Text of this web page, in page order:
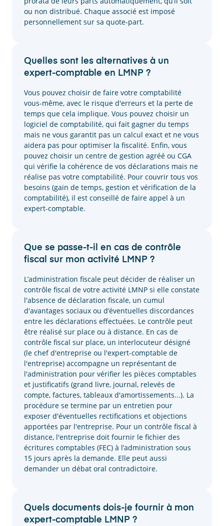
ou non distribué. Chaque associé est imposé
personnellement sur sa quote-part.
Quelles sont les alternatives à un
expert-comptable en LMNP ?
Vous pouvez choisir de faire votre comptabilité
vous-même, avec le risque d'erreurs et la perte de
temps que cela implique. Vous pouvez choisir un
logiciel de comptabilité, qui fait gagner du temps
mais ne vous garantit pas un calcul exact et ne vous
aidera pas pour optimiser la fiscalité. Enfin, vous
pouvez choisir un centre de gestion agréé ou CGA
qui vérifie la cohérence de vos déclarations mais ne
réalise pas votre comptabilité. Pour couvrir tous vos
besoins (gain de temps, gestion et vérification de la
comptabilité), il est conseillé de faire appel à un
expert-comptable.
Que se passe-t-il en cas de contrôle
fiscal sur mon activité LMNP ?
L’administration fiscale peut décider de réaliser un
contrôle fiscal de votre activité LMNP si elle constate
l'absence de déclaration fiscale, un cumul
d'avantages sociaux ou d’éventuelles discordances
entre les déclarations effectuées. Le contrôle peut
être réalisé sur place ou à distance. En cas de
contrôle fiscal sur place, un interlocuteur désigné
(le chef d'entreprise ou l'expert-comptable de
l'entreprise) accompagne un représentant de
l'administration pour vérifier les pièces comptables
et justificatifs (grand livre, journal, relevés de
compte, factures, tableaux d'amortissements...). La
procédure se termine par un entretien pour
exposer d'éventuelles rectifications et objections
apportées par l'entreprise. Pour un contrôle fiscal à
distance, l'entreprise doit fournir le fichier des
écritures comptables (FEC) à l’administration sous
15 jours après la demande. Elle peut aussi
demander un débat oral contradictoire.
Quels documents dois-je fournir à mon
expert-comptable LMNP ?